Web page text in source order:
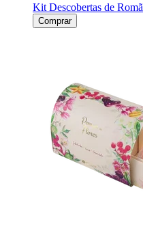
Kit Descobertas de Romã
Comprar